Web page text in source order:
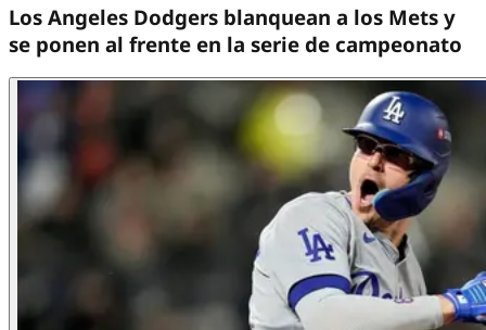
Los Angeles Dodgers blanquean a los Mets y
se ponen al frente en la serie de campeonato